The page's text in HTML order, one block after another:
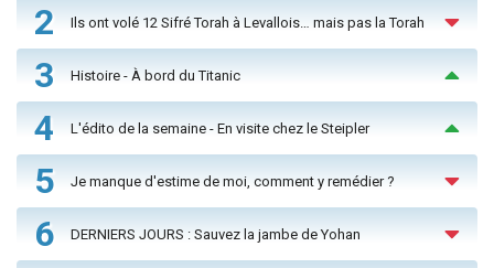
2 Ils ont volé 12 Sifré Torah à Levallois… mais pas la Torah
3 Histoire - À bord du Titanic
4 L'édito de la semaine - En visite chez le Steipler
5 Je manque d'estime de moi, comment y remédier ?
6 DERNIERS JOURS : Sauvez la jambe de Yohan